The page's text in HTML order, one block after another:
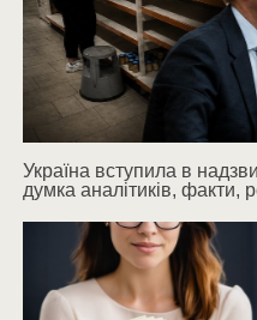
Україна вступила в
думка аналітиків, факти,